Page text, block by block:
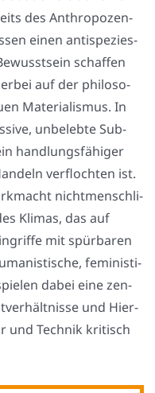
des Anthro­po­zen­
einen anti­spe­zies­
schaf­fen
auf der phi­lo­so­
Mate­ria­lis­mus. In
unbe­leb­te Sub­
hand­lungs­fä­hi­ger
ver­floch­ten ist.
nicht­mensch­li­
Kli­mas, das auf
mit spür­ba­ren
femi­nis­ti­
dabei eine zen­
und Hier­
und Tech­nik kri­tisch